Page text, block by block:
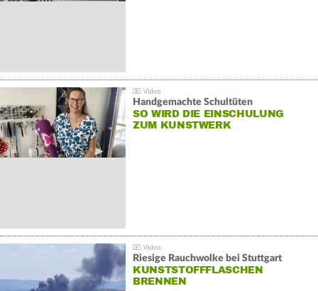
Handgemachte Schultüten
SO WIRD DIE EINSCHULUNG
ZUM KUNSTWERK
Riesige Rauchwolke bei Stuttgart
KUNSTSTOFFFLASCHEN
BRENNEN